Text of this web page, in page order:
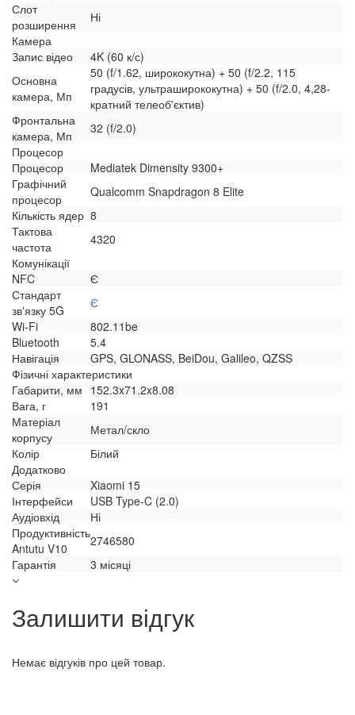
Слот
розширення
Ні
Камера
Запис відео
4K (60 к/с)
Основна
камера, Мп
50 (f/1.62, ширококутна) + 50 (f/2.2, 115
градусів, ультраширококутна) + 50 (f/2.0, 4,28-
кратний телеоб'єктив)
Фронтальна
камера, Мп
32 (f/2.0)
Процесор
Процесор
Mediatek Dimensity 9300+
Графічний
процесор
Qualcomm Snapdragon 8 Elite
Кількість ядер 8
Тактова
частота
4320
Комунікації
NFC
Є
Стандарт
зв'язку 5G
Є
Wi-Fi
802.11be
Bluetooth
5.4
Навігація
GPS, GLONASS, BeiDou, Galileo, QZSS
Фізичні характеристики
Габарити, мм 152.3x71.2x8.08
Вага, г
191
Матеріал
корпусу
Метал/скло
Колір
Білий
Додатково
Серія
Xiaomi 15
Інтерфейси
USB Type-C (2.0)
Аудіовхід
Ні
Продуктивність
Antutu V10
2746580
Гарантія
3 місяці
Залишити відгук
Немає відгуків про цей товар.